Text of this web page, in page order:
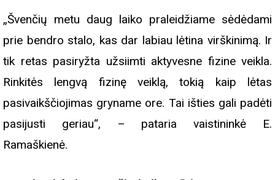
„Švenčių metu daug laiko praleidžiame sėdėdami
prie bendro stalo, kas dar labiau lėtina virškinimą. Ir
tik retas pasiryžta užsiimti aktyvesne fizine veikla.
Rinkitės lengvą fizinę veiklą, tokią kaip lėtas
pasivaikščiojimas gryname ore. Tai išties gali padėti
pasijusti geriau“, – pataria vaistininkė E.
Ramaškienė.